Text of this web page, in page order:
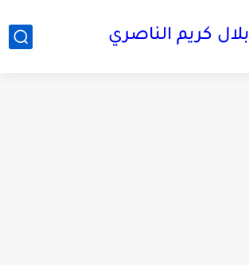
بلال كريم الناصري